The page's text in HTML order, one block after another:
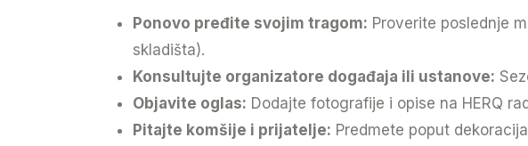
Ponovo pređite svojim tragom: Proverite poslednje
skladišta).
Konsultujte organizatore događaja ili ustanove:
Objavite oglas: Dodajte fotografije i opise na HERQ
Pitajte komšije i prijatelje: Predmete poput